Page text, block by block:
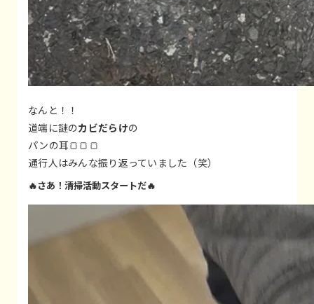
なんと！！
道端に謎のカビだらけの
パンの耳🍞🍞🍞
通行人はみんな振り返っていました（笑）
🔥さあ！清掃活動スタートだ🔥